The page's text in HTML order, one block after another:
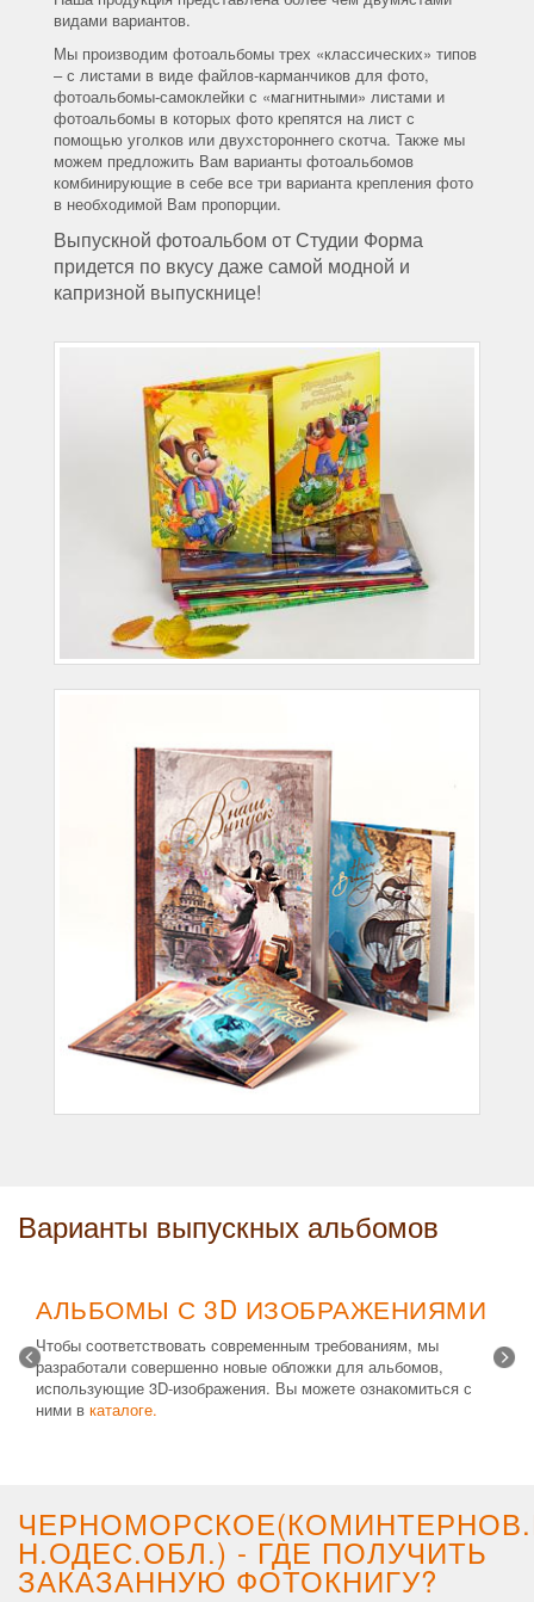
видами вариантов.
Мы производим фотоальбомы трех «классических» типов
– с листами в виде файлов-карманчиков для фото,
фотоальбомы-самоклейки с «магнитными» листами и
фотоальбомы в которых фото крепятся на лист с
помощью уголков или двухстороннего скотча. Также мы
можем предложить Вам варианты фотоальбомов
комбинирующие в себе все три варианта крепления фото
в необходимой Вам пропорции.
Выпускной фотоальбом от Студии Форма
придется по вкусу даже самой модной и
капризной выпускнице!
Варианты выпускных альбомов
АЛЬБОМЫ С 3D ИЗОБРАЖЕНИЯМИ
Чтобы соответствовать современным требованиям, мы
разработали совершенно новые обложки для альбомов,
использующие 3D-изображения. Вы можете ознакомиться с
ними в каталоге.
Н.ОДЕС.ОБЛ.) - ГДЕ ПОЛУЧИТЬ
ЗАКАЗАННУЮ ФОТОКНИГУ?